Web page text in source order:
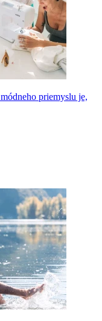
priemyslu je,